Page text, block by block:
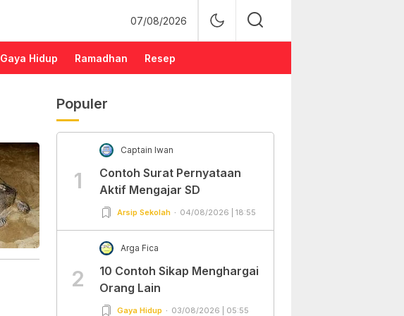
07/08/2026
Gaya Hidup Ramadhan Resep
Populer
1
Captain Iwan
Contoh Surat Pernyataan
Aktif Mengajar SD
Arsip Sekolah 04/08/2026 | 18:55
2
Arga Fica
10 Contoh Sikap Menghargai
Orang Lain
Gaya Hidup 03/08/2026 | 05:55